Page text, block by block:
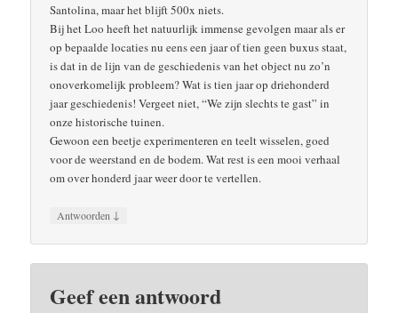
Santolina, maar het blijft 500x niets.
Bij het Loo heeft het natuurlijk immense gevolgen maar als er
op bepaalde locaties nu eens een jaar of tien geen buxus staat,
is dat in de lijn van de geschiedenis van het object nu zo’n
onoverkomelijk probleem? Wat is tien jaar op driehonderd
jaar geschiedenis! Vergeet niet, “We zijn slechts te gast” in
onze historische tuinen.
Gewoon een beetje experimenteren en teelt wisselen, goed
voor de weerstand en de bodem. Wat rest is een mooi verhaal
om over honderd jaar weer door te vertellen.
Antwoorden ↓
Geef een antwoord